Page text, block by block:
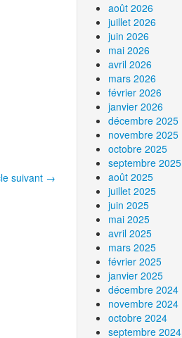
suivant →
août 2026
juillet 2026
juin 2026
mai 2026
avril 2026
mars 2026
février 2026
janvier 2026
décembre 2025
novembre 2025
octobre 2025
septembre 2025
août 2025
juillet 2025
juin 2025
mai 2025
avril 2025
mars 2025
février 2025
janvier 2025
décembre 2024
novembre 2024
octobre 2024
septembre 2024